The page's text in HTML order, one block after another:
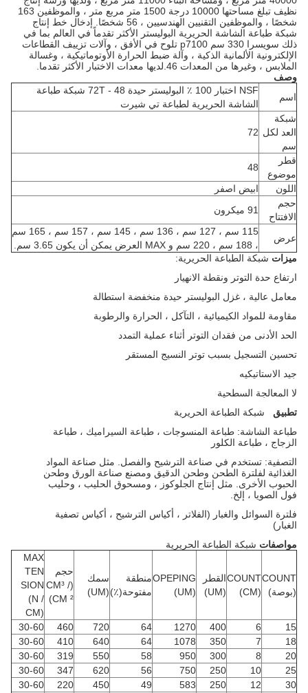
نظيف تبلغ مساحتها 10000 درجة 1500 متر مربع متر ، والموظفين 163
شخصًا ، والموظفين التقنيين الهندسيين ، 56 شخصًا. إدخال خط إنتاج
شبكة طباعة الشاشة الحريرية البوليستر الأكثر تقدماً في العالم بما في
ذلك سويسرا 330 سم p7100 تلوح في الأفق ، وآلات تزييف القطاعات
الإلكترونية الألمانية الذكية ، وآلة ضبط الحرارة الأوتوماتيكية ، وغسالة
الملابس ، وغيرها من المعدات 46.لديها معدات الاختبار الأكثر تقدما.
وصف
اسم
NSF اختبار 100 ٪ البوليستر حيدة 72T - 48 شبكة طباعة
الشاشة الحريرية لطباعة تي شيرت
شبكة
العد لكل
سم
72
قطر
موضوع
48
اللون
ابيض اصفر
حجم
الافتتاح
91 ميكرون
عرض
115 سم ، 127 سم ، 136 سم ، 145 سم ، 157 سم ، 165 سم
، 188 سم ، 220 سم و MAX العرض يمكن أن يكون 3.65 سم.
ميزاتشبكة الطباعة الحريرية:
ارتفاع حدة التوتر ونقطة الانهيار
معامل عالية ، غزل البوليستر حيدة منخفضة استطالة
مقاومة للمواد الكيميائية ، التآكل ، الحرارة والرطوبة
الحد الأدنى من فقدان التوتر أثناء عملية التمدد
تحسين التسجيل بسبب توتر النسيج المستقر
جيد الاستاتيكيه
لا المعالجة السطحية
تطبيق
شبكة الطباعة الحريرية
طباعة الشاشة: طباعة المنسوجات ، طباعة السيراميك ، طباعة
الزجاج ، طباعة الكلور
التصفية: تستخدم في صناعة الترشيح والفصل. مثل صناعة المواد
الغذائية لفلترة الطحن وطحن الدقيق ومصنع صناعة الورق وطحن
الحبوب الأخرى. مثل إنتاج الجلوكوز ، ومسحوق الحليب ، وحليب
فول الصويا ، إلخ.
فلترة السوائل والغبار (الفلاتر ، أكياس الترشيح ، أكياس تصفية
الغبار)
مواصفات شبكة الطباعة الحريرية
COUNT
(بوصة)
COUNT
(CM)
القطر
OPEPING
(UM)
منطقة
مفتوحة(٪)
سمك
(UM)
حجم
(CM³ /
CM ²)
MAX
TEN
SION
(N /
CM)
15
400
1270
64
720
460
30-60
18
350
1078
64
640
410
30-60
20
300
950
58
550
319
30-60
25
10
250
750
56
620
347
30-60
30
12
250
583
49
450
220
30-60